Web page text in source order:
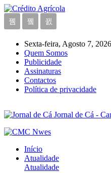
Sexta-feira, Agosto 7, 2026
Quem Somos
Publicidade
Assinaturas
Contactos
Política de privacidade
Jornal de Cá -
Início
Atualidade
Atualidade